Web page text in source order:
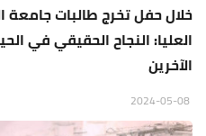
خلال حفل تخرج طالبات جامعة
العليا: النجاح الحقيقي في
الآخرين